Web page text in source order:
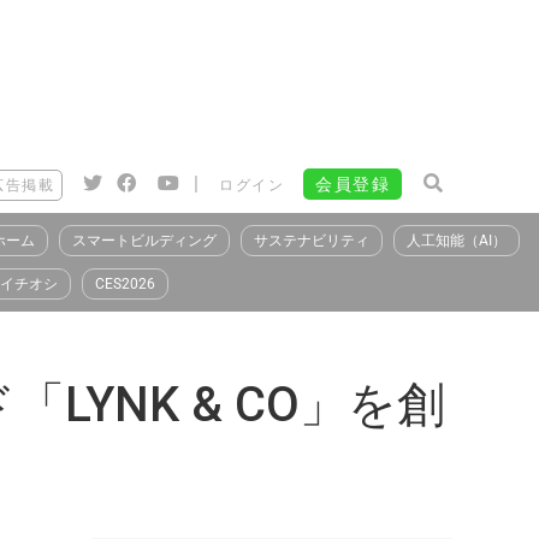
告掲載 | ログイン 会員登録
ーム スマートビルディング サステナビリティ 人工知能（AI）
イチオシ CES2026
LYNK & CO」を創